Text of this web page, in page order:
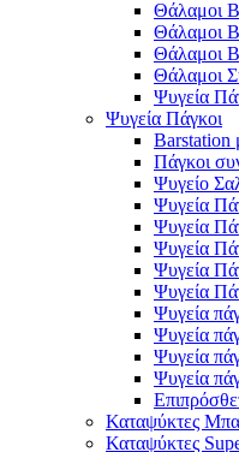
Θάλαμοι
Θάλαμοι
Θάλαμοι
Θάλαμοι
Ψυγεία
Ψυγεία Πάγκοι
Barstation
Πάγκοι
Ψυγείο
Ψυγεία
Ψυγεία
Ψυγεία
Ψυγεία
Ψυγεία
Ψυγεία
Ψυγεία
Ψυγεία
Ψυγεία
Καταψύκτες
Καταψύκτες